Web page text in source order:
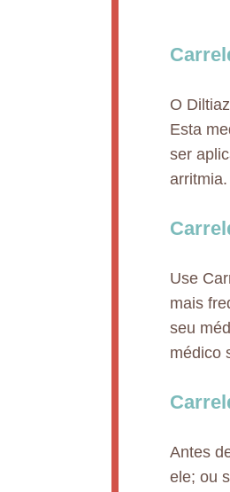
O
Esta
ser
arritmia.
Use
mais
seu
médico
Antes
ele; ou